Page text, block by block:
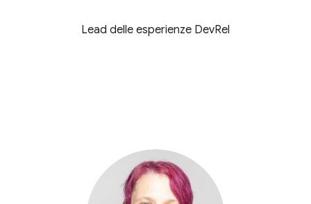
Lead delle esperienze DevRel